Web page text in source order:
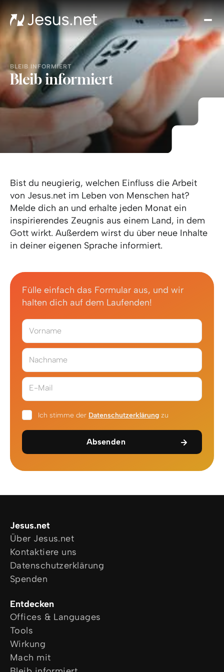
Über
uns
BLEIB INFORMIERT
Bleib informiert
Bist du neugierig, welchen Einfluss die Arbeit
von Jesus.net im Leben von Menschen hat?
Melde dich an und erhalte jeden Monat ein
inspirierendes Zeugnis aus einem Land, in dem
Gott wirkt. Außerdem wirst du über neue Inhalte
in deiner eigenen Sprache informiert.
Fülle einfach das Formular aus, und wir
halten dich auf dem Laufenden!
Vorname
Nachname
E-Mail
Ich stimme der Datenschutzerklärung zu
Absenden
Jesus.net
Über Jesus.net
Kontaktiere uns
Datenschutzerklärung
Spenden
Entdecken
Offices & Languages
Tools
Wirkung
Mach mit